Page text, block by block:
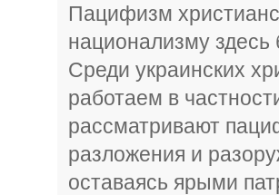
Пацифизм
национализму
Среди украинских
работаем в
рассматривают
разложения и
оставаясь ярыми